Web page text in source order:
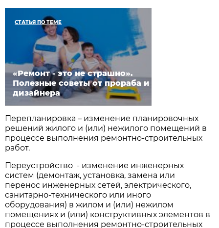
СТАТЬЯ ПО ТЕМЕ
«Ремонт - это не страшно».
Полезные советы от прораба и
дизайнера
Перепланировка – изменение планировочных
решений жилого и (или) нежилого помещений в
процессе выполнения ремонтно-строительных
работ.
Переустройство - изменение инженерных
систем (демонтаж, установка, замена или
перенос инженерных сетей, электрического,
санитарно-технического или иного
оборудования) в жилом и (или) нежилом
помещениях и (или) конструктивных элементов в
процессе выполнения ремонтно-строительных